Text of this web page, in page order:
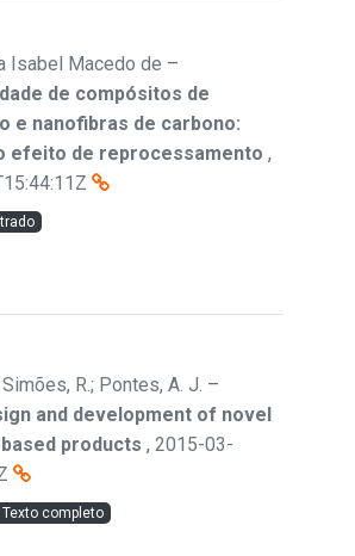
Isabel Macedo de –
de compósitos de
e nanofibras de carbono:
efeito de reprocessamento ,
R.; Pontes, A. J. –
and development of novel
products , 2015-03-
Texto completo